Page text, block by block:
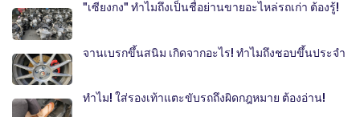
"เซียงกง" ทำไมถึงเป็นชื่อย่านขายอะไหล่รถเก่า ต้องรู้!
จานเบรกขึ้นสนิม เกิดจากอะไร! ทำไมถึงชอบขึ้นประจำ
ทำไม! ใส่รองเท้าแตะขับรถถึงผิดกฎหมาย ต้องอ่าน!